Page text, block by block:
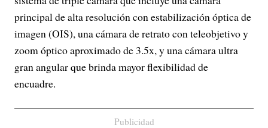
principal de alta resolución con estabilización óptica de
imagen (OIS), una cámara de retrato con teleobjetivo y
zoom óptico aproximado de 3.5x, y una cámara ultra
gran angular que brinda mayor flexibilidad de
encuadre.
Publicidad